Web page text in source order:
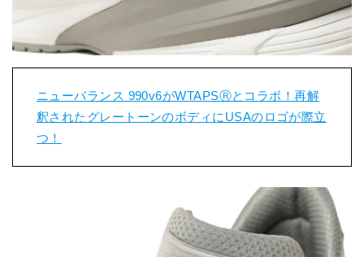
ニューバランス 990v6がWTAPSⓇとコラボ！再解
釈されたグレートーンのボディにUSAのロゴが際立
つ！